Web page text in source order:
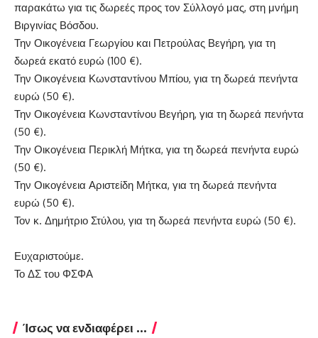
παρακάτω για τις δωρεές προς τον Σύλλογό μας, στη μνήμη
Βιργινίας Βόσδου.
Την Οικογένεια Γεωργίου και Πετρούλας Βεγήρη, για τη
δωρεά εκατό ευρώ (100 €).
Την Οικογένεια Κωνσταντίνου Μπίου, για τη δωρεά πενήντα
ευρώ (50 €).
Την Οικογένεια Κωνσταντίνου Βεγήρη, για τη δωρεά πενήντα
(50 €).
Την Οικογένεια Περικλή Μήτκα, για τη δωρεά πενήντα ευρώ
(50 €).
Την Οικογένεια Αριστείδη Μήτκα, για τη δωρεά πενήντα
ευρώ (50 €).
Τον κ. Δημήτριο Στύλου, για τη δωρεά πενήντα ευρώ (50 €).
Ευχαριστούμε.
Το ΔΣ του ΦΣΦΑ
Ίσως να ενδιαφέρει ...